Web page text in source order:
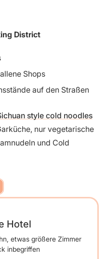
District
Shops
auf den Straßen
style cold noodles
nur vegetarische
und Cold
Hotel
etwas größere Zimmer
inbegriffen